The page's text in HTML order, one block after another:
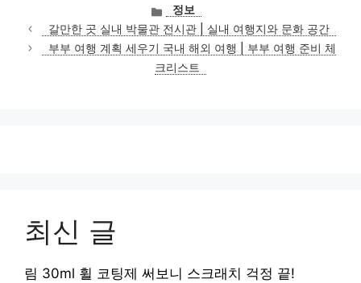
카
테
고
리
정보
갈만한 곳 실내 박물관 전시관 | 실내 여행지와 문화 공간
부부 여행 계획 세우기 국내 해외 여행 | 부부 여행 준비 체
크리스트
최신 글
림 30ml 휠 코팅제 써보니 스크래치 걱정 끝!